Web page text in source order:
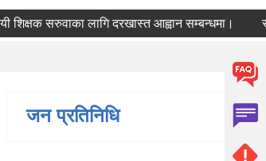
सरुवाका लागि दरखास्त आह्वान सम्बन्धमा।
जन प्रतिनिधि